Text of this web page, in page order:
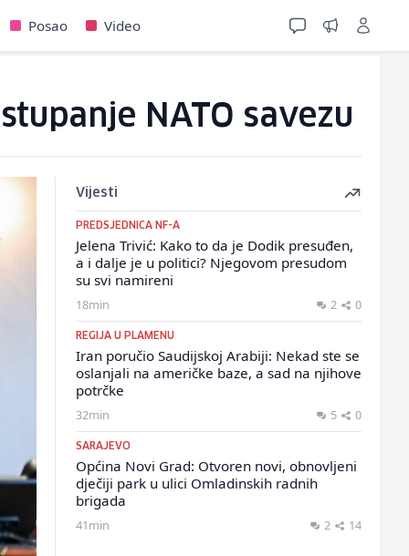
Posao Video
NATO savezu
Vijesti
PREDSJEDNICA NF-A
Jelena Trivić: Kako to da je Dodik presuđen,
a i dalje je u politici? Njegovom presudom
su svi namireni
18min 2 0
REGIJA U PLAMENU
Iran poručio Saudijskoj Arabiji: Nekad ste se
oslanjali na američke baze, a sad na njihove
potrčke
32min 5 0
SARAJEVO
Općina Novi Grad: Otvoren novi, obnovljeni
dječiji park u ulici Omladinskih radnih
brigada
41min 2 14